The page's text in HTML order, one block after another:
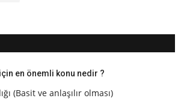
en önemli konu nedir ?
(Basit ve anlaşılır olması)